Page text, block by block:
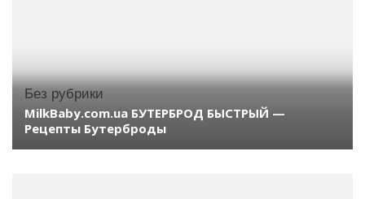
Без рубрики
MilkBaby.com.ua БУТЕРБРОД БЫСТРЫЙ —
Рецепты Бутерброды